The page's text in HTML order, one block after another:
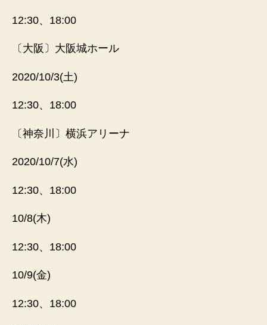
12:30、18:00
〔大阪〕大阪城ホール
2020/10/3(土)
12:30、18:00
〔神奈川〕横浜アリーナ
2020/10/7(水)
12:30、18:00
10/8(木)
12:30、18:00
10/9(金)
12:30、18:00